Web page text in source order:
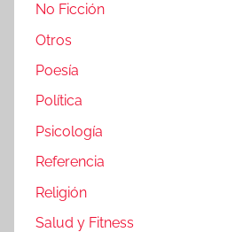
No Ficción
Otros
Poesía
Política
Psicología
Referencia
Religión
Salud y Fitness